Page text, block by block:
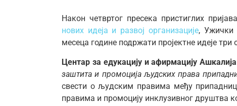
Након четвртог пресека пристиглих
нових идеја и развој организације, Ужички
месеца године подржати пројектне идеје
Центар за едукацију и афирмацију Ашкалија
заштита и промоција људских права
свести о људским правима међу
правима и промоцију инклузивног друштва